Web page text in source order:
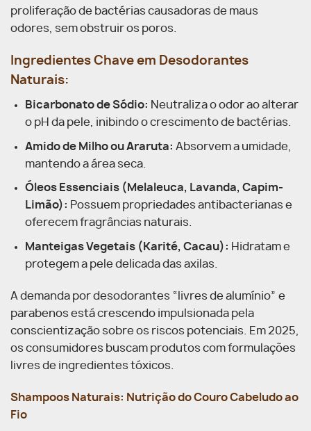
proliferação de bactérias causadoras de maus
odores, sem obstruir os poros.
Ingredientes Chave em Desodorantes
Naturais:
Bicarbonato de Sódio: Neutraliza o odor ao alterar
o pH da pele, inibindo o crescimento de bactérias.
Amido de Milho ou Araruta: Absorvem a umidade,
mantendo a área seca.
Óleos Essenciais (Melaleuca, Lavanda, Capim-
Limão): Possuem propriedades antibacterianas e
oferecem fragrâncias naturais.
Manteigas Vegetais (Karité, Cacau): Hidratam e
protegem a pele delicada das axilas.
A demanda por desodorantes “livres de alumínio” e
parabenos está crescendo impulsionada pela
conscientização sobre os riscos potenciais. Em 2025,
os consumidores buscam produtos com formulações
livres de ingredientes tóxicos.
Shampoos Naturais: Nutrição do Couro Cabeludo ao
Fio